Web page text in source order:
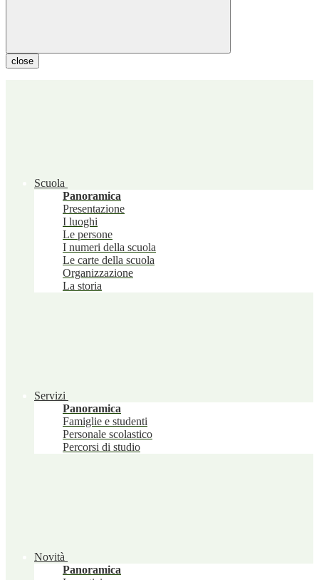
close
Scuola
Panoramica
Presentazione
I luoghi
Le persone
I numeri della scuola
Le carte della scuola
Organizzazione
La storia
Servizi
Panoramica
Famiglie e studenti
Personale scolastico
Percorsi di studio
Novità
Panoramica